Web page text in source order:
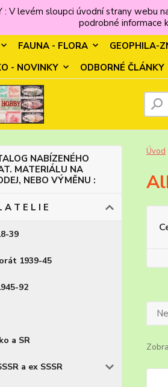
: V levém sloupci úvodní strany webu
podrobné informace
FAUNA - FLORA GEOPHILA-
- NOVINKY
ODBORNÉ ČLÁNKY
NABÍZENÉHO
MATERIÁLU NA
NEBO VÝMĚNU :
A T E L I E
39
1939-45
92
a SR
a ex SSSR
Úvod